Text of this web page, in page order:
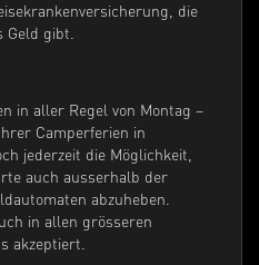
die
Geld gibt.
in aller Regel von Montag –
Camperferien in
jederzeit die Möglichkeit,
auch ausserhalb der
abzuheben.
in allen grösseren
akzeptiert.